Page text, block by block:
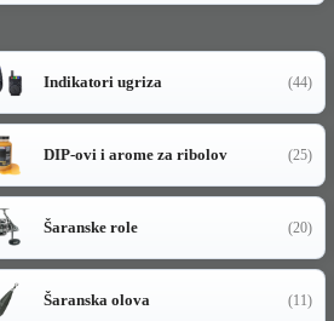
Indikatori ugriza (44)
DIP-ovi i arome za ribolov (25)
Šaranske role (20)
Šaranska olova (11)